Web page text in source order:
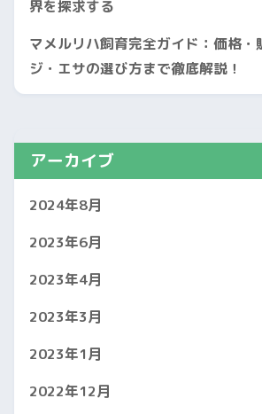
界を探求する
マメルリハ飼育完全ガイド：価格・
ジ・エサの選び方まで徹底解説！
アーカイブ
2024年8月
2023年6月
2023年4月
2023年3月
2023年1月
2022年12月